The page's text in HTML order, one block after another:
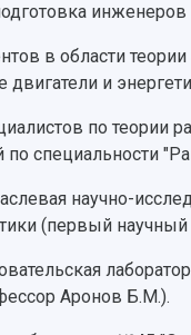
в области
и
по
специальности
научно-
(первый
Аронов Б.М.).